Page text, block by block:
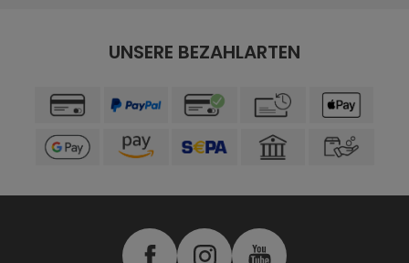
UNSERE BEZAHLARTEN